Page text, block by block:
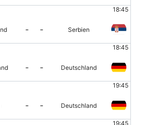
18:45
- - Serbien
18:45
- - Deutschland
19:45
- - Deutschland
19:45